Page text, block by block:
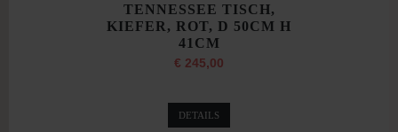
TENNESSEE TISCH,
KIEFER, ROT, D 50CM H
41CM
€ 245,00
DETAILS